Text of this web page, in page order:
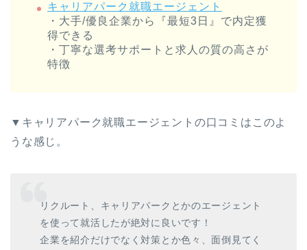
キャリアパーク就職エージェント
・大手/優良企業から『最短3日』で内定獲
得できる
・丁寧な選考サポートと求人の質の高さが
特徴
▼キャリアパーク就職エージェントの口コミはこのよ
うな感じ。
リクルート、キャリアパークとかのエージェント
を使って就活したが絶対に良いです！
企業を紹介だけでなく対策とか色々、面倒見てく